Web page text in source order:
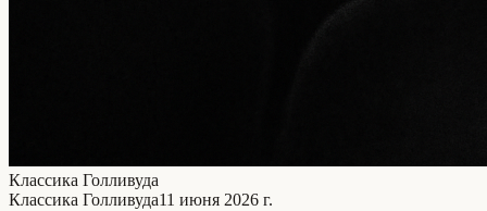
Классика Голливуда
Классика Голливуда11 июня 2026 г.